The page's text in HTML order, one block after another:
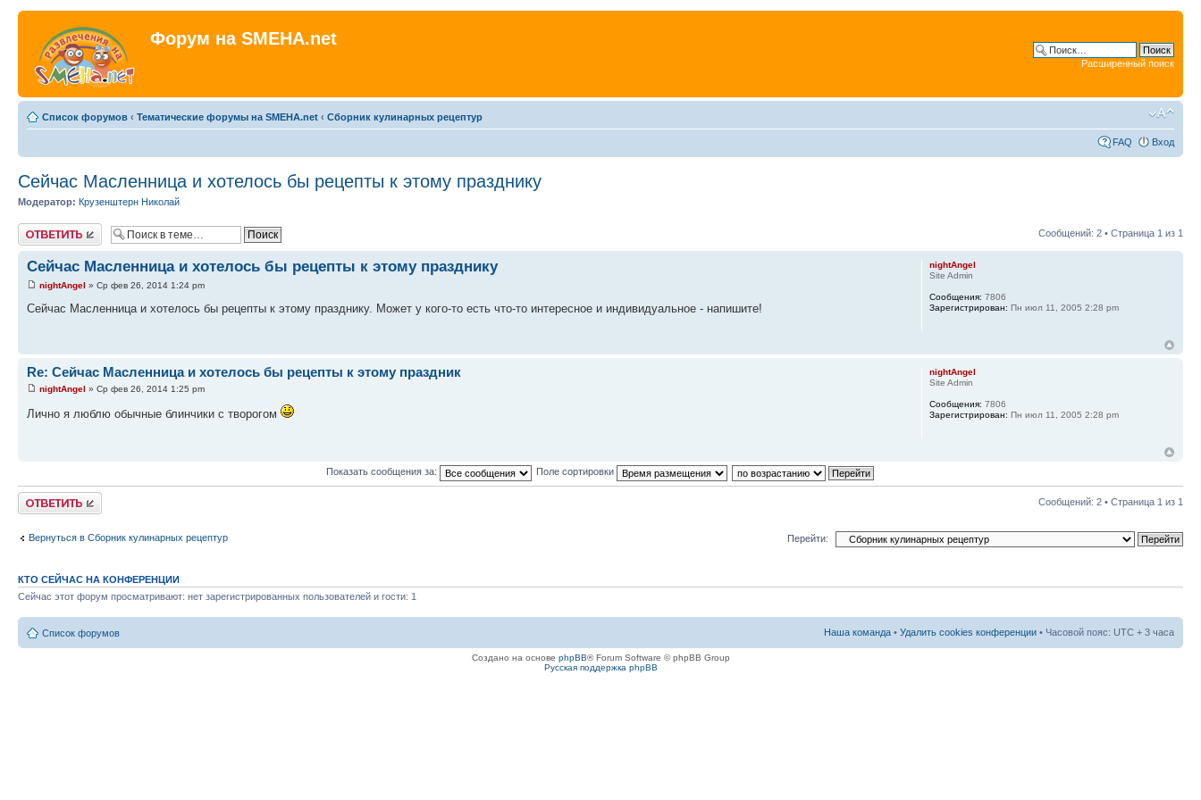
Форум на SMEHA.net
Расширенный поиск
Список форумов ‹ Тематические форумы на SMEHA.net ‹ Сборник кулинарных рецептур
FAQ Вход
Сейчас Масленница и хотелось бы рецепты к этому празднику
Модератор: Крузенштерн Николай
Ответить Сообщений: 2 • Страница 1 из 1
Сейчас Масленница и хотелось бы рецепты к этому празднику
nightAngel » Ср фев 26, 2014 1:24 pm
Сейчас Масленница и хотелось бы рецепты к этому празднику. Может у кого-то есть что-то интересное и индивидуальное - напишите!
nightAngel
Site Admin
Сообщения: 7806
Зарегистрирован: Пн июл 11, 2005 2:28 pm
Re: Сейчас Масленница и хотелось бы рецепты к этому праздник
nightAngel » Ср фев 26, 2014 1:25 pm
Лично я люблю обычные блинчики с творогом
nightAngel
Site Admin
Сообщения: 7806
Зарегистрирован: Пн июл 11, 2005 2:28 pm
Показать сообщения за: Поле сортировки
Ответить Сообщений: 2 • Страница 1 из 1
Вернуться в Сборник кулинарных рецептур Перейти:
КТО СЕЙЧАС НА КОНФЕРЕНЦИИ
Сейчас этот форум просматривают: нет зарегистрированных пользователей и гости: 1
Список форумов Наша команда • Удалить cookies конференции • Часовой пояс: UTC + 3 часа
Создано на основе phpBB® Forum Software © phpBB Group
Русская поддержка phpBB